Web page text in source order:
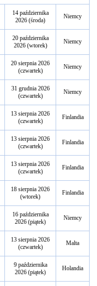
14 października
2026 (środa)
Niemcy
20 października
2026 (wtorek)
Niemcy
20 sierpnia 2026
(czwartek)
Niemcy
31 grudnia 2026
(czwartek)
Niemcy
13 sierpnia 2026
(czwartek)
Finlandia
13 sierpnia 2026
(czwartek)
Finlandia
13 sierpnia 2026
(czwartek)
Finlandia
18 sierpnia 2026
(wtorek)
Finlandia
16 października
2026 (piątek)
Niemcy
13 sierpnia 2026
(czwartek)
Malta
9 października
2026 (piątek)
Holandia